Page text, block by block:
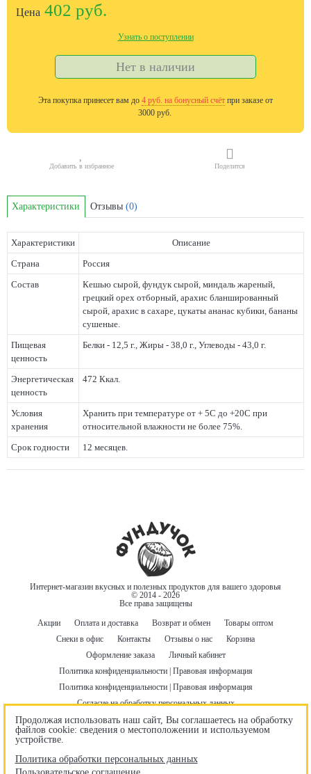
Цена 402 руб.
Узнать о поступлении
Нет в наличии
Эта покупка принесет вам до 4 руб. на бонусный счёт при заказе от
3000 руб.
Добавить в избранное Поделится
Характеристики Отзывы(0)
Характеристики
Описание
Страна
Россия
Состав
Кешью сырой, фундук сырой, миндаль жареный,
грецкий орех отборный, арахис бланшированный
сырой, арахис в сахаре, цукаты ананас кубики, бананы
сушеные.
Пищевая
ценность
Белки - 12,5 г., Жиры - 38,0 г., Углеводы - 43,0 г.
Энергетическая
ценность
472 Ккал.
Условия
хранения
Хранить при температуре от + 5С до +20С при
относительной влажности не более 75%.
Срок годности
12 месяцев.
Интернет-магазин вкусных и полезных продуктов для вашего здоровья
© 2014 - 2026
Все права защищены
Акции
Оплата и доставка Возврат и обмен
Товары оптом
Снеки в офис
Контакты Отзывы о нас
Корзина
Оформление заказа
Личный кабинет
Политика конфиденциальности | Правовая информация
Политика конфиденциальности | Правовая информация
Согласие на обработку персональных данных
Пользовательское соглашение
Договор оферты
Бонусная программа
Правила использования промокодов
Продолжая использовать наш сайт, Вы соглашаетесь на обработку
файлов cookie: сведения о местоположении и используемом
устройстве.
Политика обработки персональных данных